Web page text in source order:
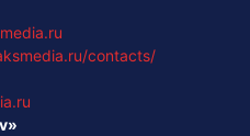
contacts/